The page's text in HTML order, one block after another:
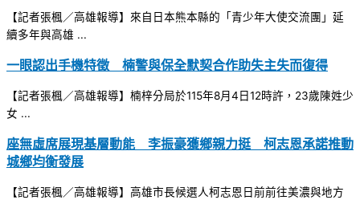
【記者張楓／高雄報導】來自日本熊本縣的「青少年大使交流團」延
續多年與高雄 ...
一眼認出手機特徵 楠警與保全默契合作助失主失而復得
【記者張楓／高雄報導】楠梓分局於115年8月4日12時許，23歲陳姓少
女 ...
座無虛席展現基層動能 李振豪獲鄉親力挺 柯志恩承諾推動
城鄉均衡發展
【記者張楓／高雄報導】高雄市長候選人柯志恩日前前往美濃與地方